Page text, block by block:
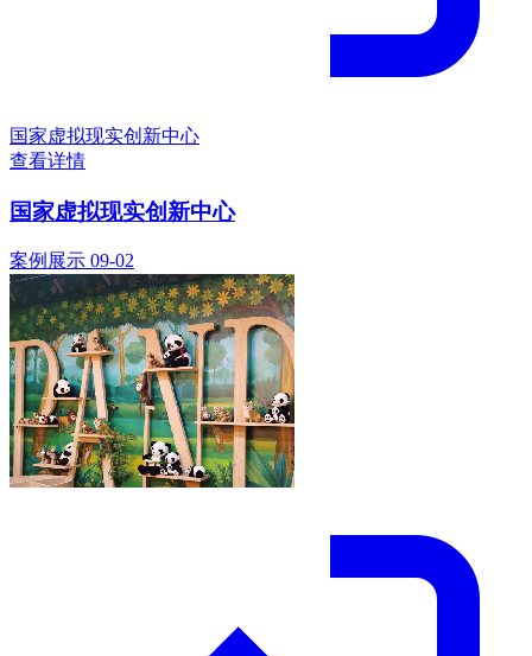
国家虚拟现实创新中心
查看详情
国家虚拟现实创新中心
案例展示 09-02